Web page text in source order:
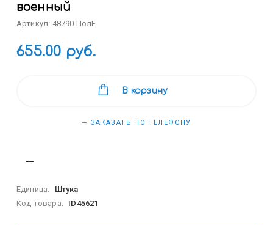
военный
Артикул: 48790 ПолЕ
655.00 руб.
В корзину
— ЗАКАЗАТЬ ПО ТЕЛЕФОНУ
Единица:
Штука
Код товара:
ID45621